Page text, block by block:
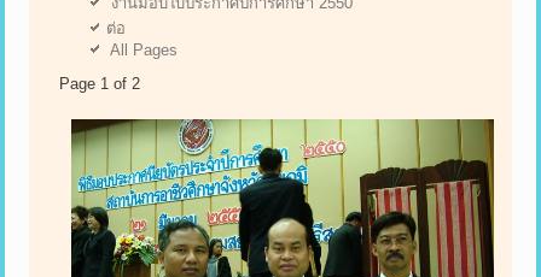
ต่อ
All Pages
Page 1 of 2